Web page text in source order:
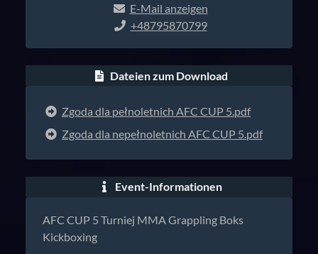
E-Mail anzeigen
+48795870799
Dateien zum Download
Zgoda dla pełnoletnich AFC CUP 5.pdf
Zgoda dla nepełnoletnich AFC CUP 5.pdf
Event-Informationen
AFC CUP 5 Turniej MMA Grappling Boks
Kickboxing